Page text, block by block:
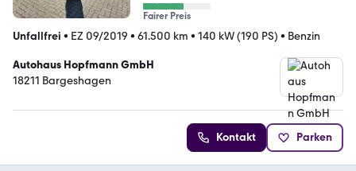
Fairer Preis
Unfallfrei • EZ 09/2019 • 61.500 km • 140 kW (190 PS) • Benzin
Autohaus Hopfmann GmbH
18211 Bargeshagen
Kontakt Parken